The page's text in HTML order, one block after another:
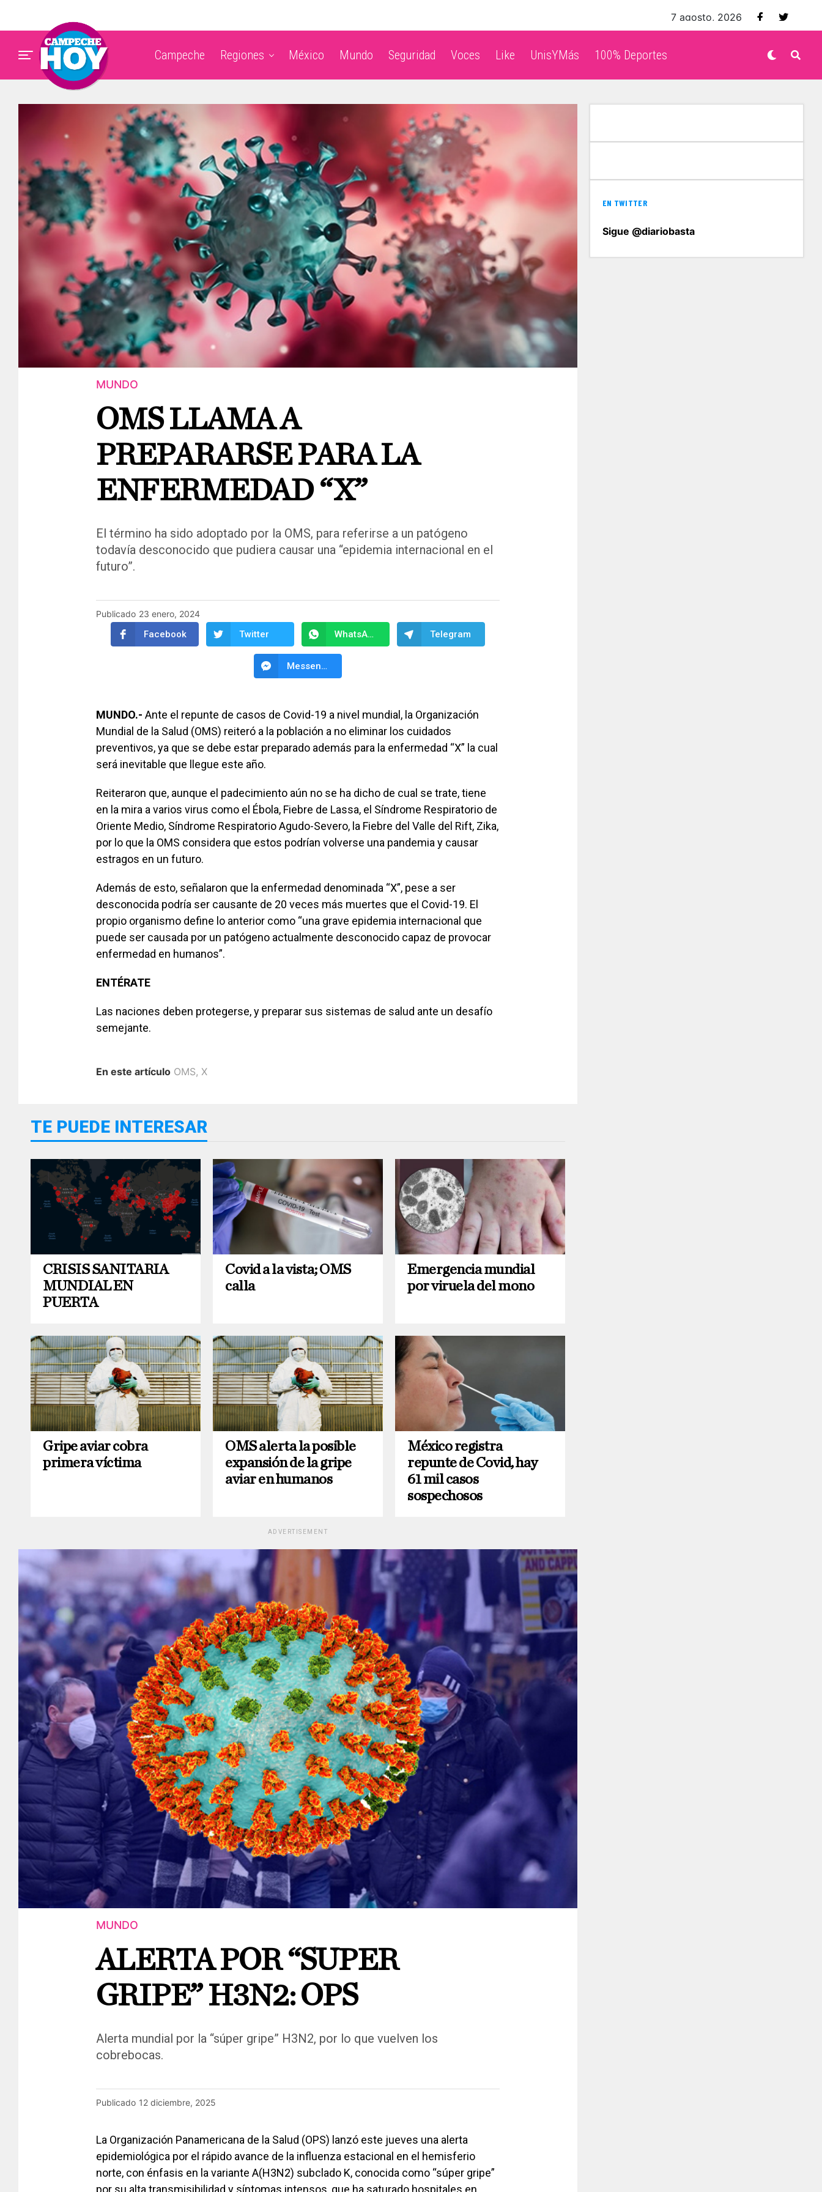
7 agosto, 2026
Campeche Regiones México Mundo Seguridad Voces Like UnisYMás 100% Deportes
MUNDO
OMS LLAMA A
PREPARARSE PARA LA
ENFERMEDAD “X”
El término ha sido adoptado por la OMS, para referirse a un patógeno
todavía desconocido que pudiera causar una “epidemia internacional en el
futuro”.
Publicado 23 enero, 2024
Facebook Twitter WhatsApp Telegram
Messenger
MUNDO.- Ante el repunte de casos de Covid-19 a nivel mundial, la Organización
Mundial de la Salud (OMS) reiteró a la población a no eliminar los cuidados
preventivos, ya que se debe estar preparado además para la enfermedad “X” la cual
será inevitable que llegue este año.
Reiteraron que, aunque el padecimiento aún no se ha dicho de cual se trate, tiene
en la mira a varios virus como el Ébola, Fiebre de Lassa, el Síndrome Respiratorio de
Oriente Medio, Síndrome Respiratorio Agudo-Severo, la Fiebre del Valle del Rift, Zika,
por lo que la OMS considera que estos podrían volverse una pandemia y causar
estragos en un futuro.
Además de esto, señalaron que la enfermedad denominada “X”, pese a ser
desconocida podría ser causante de 20 veces más muertes que el Covid-19. El
propio organismo define lo anterior como “una grave epidemia internacional que
puede ser causada por un patógeno actualmente desconocido capaz de provocar
enfermedad en humanos”.
ENTÉRATE
Las naciones deben protegerse, y preparar sus sistemas de salud ante un desafío
semejante.
En este artículo OMS, X
TE PUEDE INTERESAR
CRISIS SANITARIA
MUNDIAL EN
PUERTA
Covid a la vista; OMS
calla
Emergencia mundial
por viruela del mono
Gripe aviar cobra
primera víctima
OMS alerta la posible
expansión de la gripe
aviar en humanos
México registra
repunte de Covid, hay
61 mil casos
sospechosos
ADVERTISEMENT
MUNDO
ALERTA POR “SUPER
GRIPE” H3N2: OPS
Alerta mundial por la “súper gripe” H3N2, por lo que vuelven los
cobrebocas.
Publicado 12 diciembre, 2025
La Organización Panamericana de la Salud (OPS) lanzó este jueves una alerta
epidemiológica por el rápido avance de la influenza estacional en el hemisferio
norte, con énfasis en la variante A(H3N2) subclado K, conocida como “súper gripe”
por su alta transmisibilidad y síntomas intensos, que ha saturado hospitales en
EN TWITTER
Sigue @diariobasta